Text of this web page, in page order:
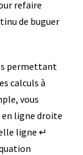
refaire
de buguer
permettant
calculs à
vous
ligne droite
ligne ↵